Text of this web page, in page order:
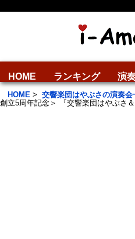
HOME ランキング 演
HOME > 交響楽団はやぶさの演奏会
創立5周年記念＞ 『交響楽団はやぶさ＆